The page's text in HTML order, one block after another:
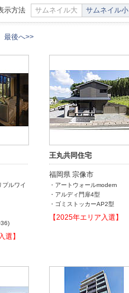
示方法 サムネイル大 サムネイル小
最後へ>>
プルワイ
選】
王丸共同住宅
福岡県 宗像市
・アートウォールmodern
・アルディ門扉4型
・ゴミストッカーAP2型
【2025年エリア入選】